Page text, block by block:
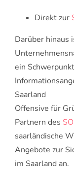
Direkt zur
Darüber hinaus
ein
Saarland
Offensive für
Partnern des
saarländische
Angebote zur
im Saarland an.